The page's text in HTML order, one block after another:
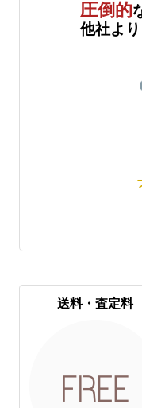
圧倒的
他社よ
送料・査定料